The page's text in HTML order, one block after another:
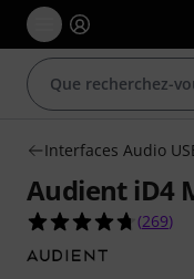
Interfaces Audio
Audient iD4
4.7
(269)